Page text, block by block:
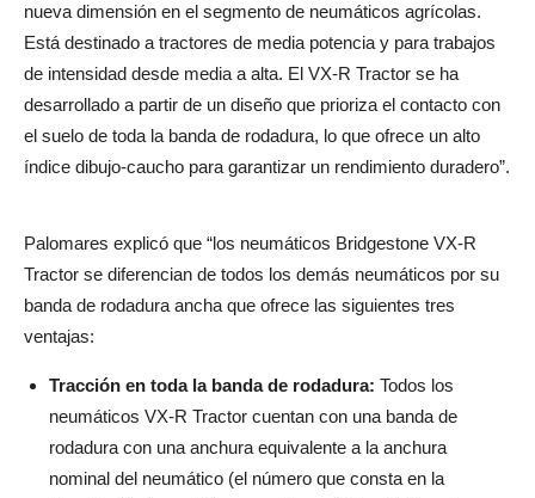
nueva dimensión en el segmento de neumáticos agrícolas.
Está destinado a tractores de media potencia y para trabajos
de intensidad desde media a alta. El VX-R Tractor se ha
desarrollado a partir de un diseño que prioriza el contacto con
el suelo de toda la banda de rodadura, lo que ofrece un alto
índice dibujo-caucho para garantizar un rendimiento duradero”.
Palomares explicó que “los neumáticos Bridgestone VX-R
Tractor se diferencian de todos los demás neumáticos por su
banda de rodadura ancha que ofrece las siguientes tres
ventajas:
Tracción en toda la banda de rodadura: Todos los
neumáticos VX-R Tractor cuentan con una banda de
rodadura con una anchura equivalente a la anchura
nominal del neumático (el número que consta en la